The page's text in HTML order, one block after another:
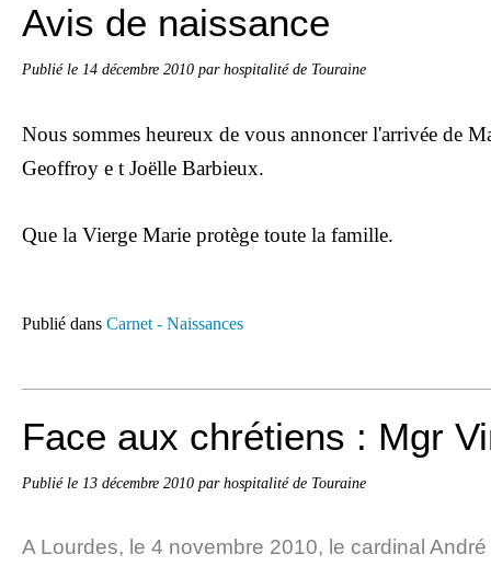
Avis de naissance
Publié le 14 décembre 2010 par hospitalité de Touraine
Nous sommes heureux de vous annoncer l'arrivée de
Geoffroy e t Joëlle Barbieux.
Que la Vierge Marie protège toute la famille.
Publié dans Carnet - Naissances
Face aux chrétiens : Mgr
Publié le 13 décembre 2010 par hospitalité de Touraine
A Lourdes, le 4 novembre 2010, le cardinal